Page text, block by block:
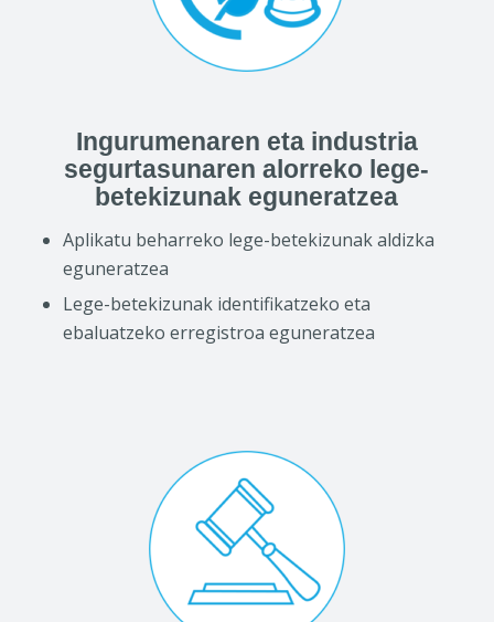
Ingurumenaren eta industria
segurtasunaren alorreko lege-
betekizunak eguneratzea
Aplikatu beharreko lege-betekizunak aldizka
eguneratzea
Lege-betekizunak identifikatzeko eta
ebaluatzeko erregistroa eguneratzea